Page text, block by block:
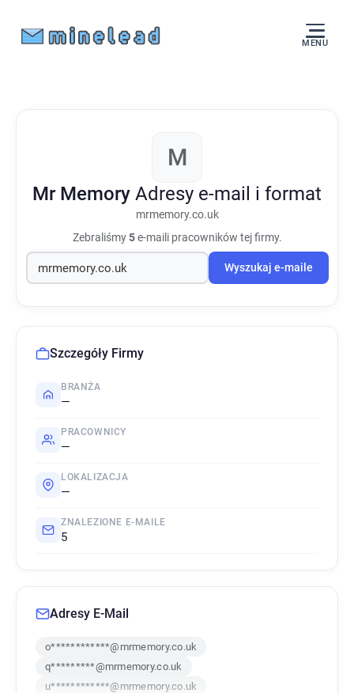
MENU
M
Mr Memory Adresy e-mail i format
mrmemory.co.uk
Zebraliśmy5e-maili pracowników tej firmy.
Wyszukaj e-maile
Szczegóły Firmy
BRANŻA
—
PRACOWNICY
—
LOKALIZACJA
—
ZNALEZIONE E-MAILE
5
Adresy E-Mail
o************@mrmemory.co.uk
q*********@mrmemory.co.uk
u************@mrmemory.co.uk